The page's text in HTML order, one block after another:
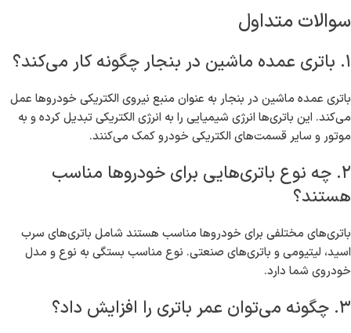
موتورسیکلت
5-30
باتری صنعتی
200-
۵-۷ سال
۱۰,۰۰۰,۰۰۰ تا
۲۰,۰۰۰,۰۰۰
نتیجه‌گیری
در نهایت، اگر به دنبال یک منبع مطمئن برای تأمین باتری عمده ماشین در
بنجار هستید، “آرکا باتری” با طیف وسیعی از باتری‌ها و خدمات پس از
کیفیت و قیمت مناسب اطمینان حاصل کنید و نیازهای باتری خود را به
بهترین شکل برطرف کنید. برای مشاوره بیشتر و خرید، همین امروز با ما
تماس بگیرید یا از وب‌سایت ما دیدن کنید.
سوالات متداول